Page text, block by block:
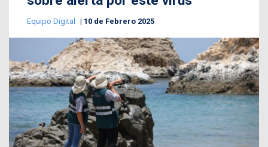
Equipo Digital 10 de Febrero 2025